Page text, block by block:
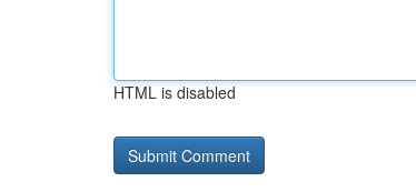
HTML is disabled